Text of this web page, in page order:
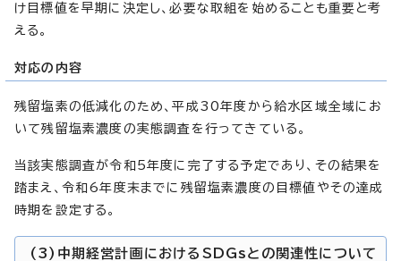
け目標値を早期に決定し、必要な取組を始めることも重要と考
える。
対応の内容
残留塩素の低減化のため、平成30年度から給水区域全域にお
いて残留塩素濃度の実態調査を行ってきている。
当該実態調査が令和5年度に完了する予定であり、その結果を
踏まえ、令和6年度末までに残留塩素濃度の目標値やその達成
時期を設定する。
(3)中期経営計画におけるSDGsとの関連性について